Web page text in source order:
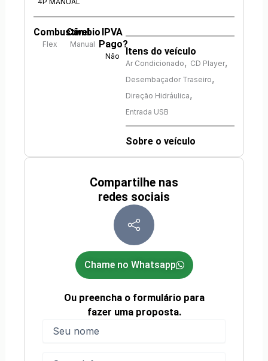
Combustível
Flex
Câmbio
Manual
IPVA
Pago?
Não Itens do veículo
Ar Condicionado, CD Player,
Desembaçador Traseiro,
Direção Hidráulica,
Entrada USB
Sobre o veículo
Compartilhe nas
redes sociais
Chame no Whatsapp
Ou preencha o formulário para
fazer uma proposta.